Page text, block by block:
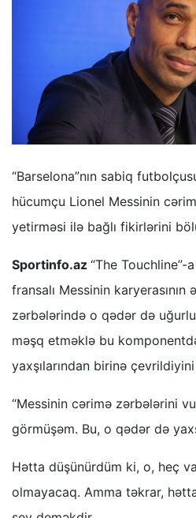
“Barselona”nın sabiq
hücumçu Lionel Messinin
yetirməsi ilə bağlı fikirlərini
Sportinfo.az “The
fransalı Messinin
zərbələrində o qədər də uğurlu
məşq etməklə bu
yaxşılarından birinə
“Messinin cərimə zərbələrini
görmüşəm. Bu, o qədər də
Hətta düşünürdüm ki, o, heç
olmayacaq. Amma təkrar,